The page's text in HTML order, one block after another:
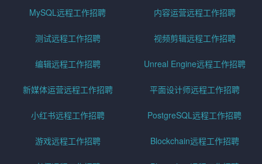
MySQL远程工作招聘 内容运营远程工作招聘
测试远程工作招聘 视频剪辑远程工作招聘
编辑远程工作招聘 Unreal Engine远程工作招聘
新媒体运营远程工作招聘 平面设计师远程工作招聘
小红书远程工作招聘 PostgreSQL远程工作招聘
游戏远程工作招聘 Blockchain远程工作招聘